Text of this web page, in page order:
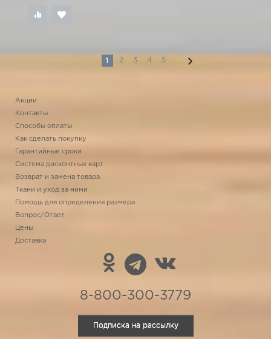
1 2 3 4 5
Акции
Контакты
Способы оплаты
Как сделать покупку
Гарантийные сроки
Система дисконтных карт
Возврат и замена товара
Ткани и уход за ними
Помощь для определения размера
Вопрос/Ответ
Цены
Доставка
8-800-300-3779
Подписка на рассылку